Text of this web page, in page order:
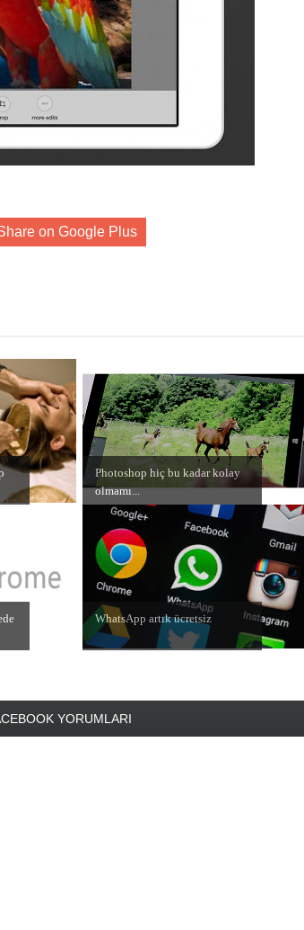
on Google Plus
Photoshop hiç bu kadar kolay
olmamı...
WhatsApp artık ücretsiz
YORUMLARI